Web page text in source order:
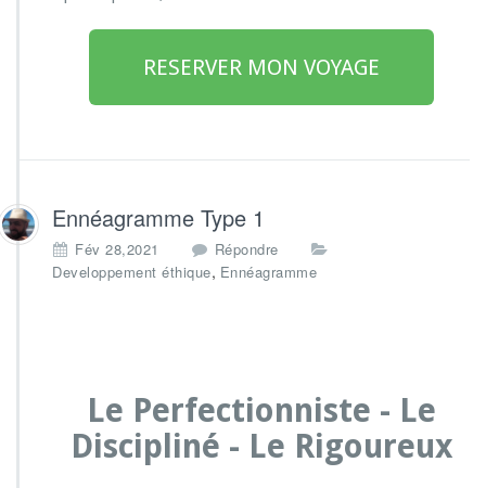
RESERVER MON VOYAGE
Ennéagramme Type 1
Fév 28,2021
Répondre
Developpement éthique, Ennéagramme
Le Perfectionniste - Le
Discipliné - Le Rigoureux